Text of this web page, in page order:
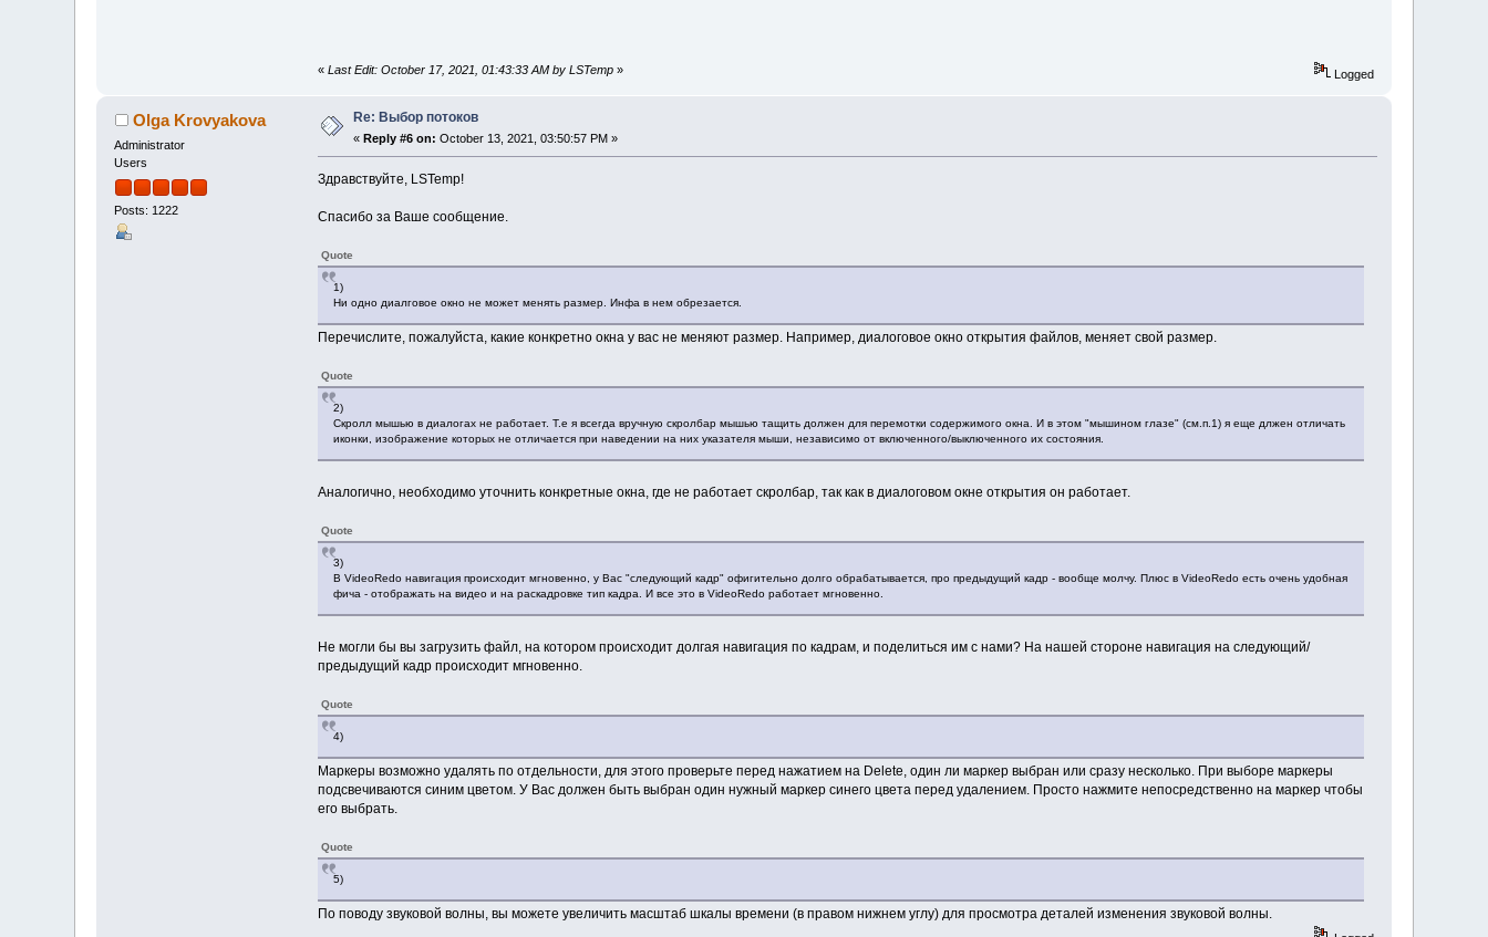
« Last Edit: October 17, 2021, 01:43:33 AM by LSTemp» Logged
Olga Krovyakova
Administrator
Users
Posts: 1222
Re: Выбор потоков
« Reply #6 on: October 13, 2021, 03:50:57 PM »
Здравствуйте, LSTemp!
Спасибо за Ваше сообщение.
Quote
1)
Ни одно диалговое окно не может менять размер. Инфа в нем обрезается.
Перечислите, пожалуйста, какие конкретно окна у вас не меняют размер. Например, диалоговое окно открытия файлов, меняет свой размер.
Quote
2)
Скролл мышью в диалогах не работает. Т.е я всегда вручную скролбар мышью тащить должен для перемотки содержимого окна. И в этом "мышином глазе" (см.п.1) я еще длжен отличать
иконки, изображение которых не отличается при наведении на них указателя мыши, независимо от включенного/выключенного их состояния.
Аналогично, необходимо уточнить конкретные окна, где не работает скролбар, так как в диалоговом окне открытия он работает.
Quote
3)
В VideoRedo навигация происходит мгновенно, у Вас "следующий кадр" офигительно долго обрабатывается, про предыдущий кадр - вообще молчу. Плюс в VideoRedo есть очень удобная
фича - отображать на видео и на раскадровке тип кадра. И все это в VideoRedo работает мгновенно.
Не могли бы вы загрузить файл, на котором происходит долгая навигация по кадрам, и поделиться им с нами? На нашей стороне навигация на следующий/
предыдущий кадр происходит мгновенно.
Quote
4)
Маркеры возможно удалять по отдельности, для этого проверьте перед нажатием на Delete, один ли маркер выбран или сразу несколько. При выборе маркеры
подсвечиваются синим цветом. У Вас должен быть выбран один нужный маркер синего цвета перед удалением. Просто нажмите непосредственно на маркер чтобы
его выбрать.
Quote
5)
По поводу звуковой волны, вы можете увеличить масштаб шкалы времени (в правом нижнем углу) для просмотра деталей изменения звуковой волны.